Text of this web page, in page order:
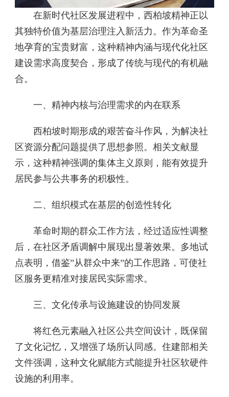
在新时代社区发展进程中，西柏坡精神正以
其独特价值为基层治理注入新活力。作为革命圣
地孕育的宝贵财富，这种精神内涵与现代化社区
建设需求高度契合，形成了传统与现代的有机融
合。
一、精神内核与治理需求的内在联系
西柏坡时期形成的艰苦奋斗作风，为解决社
区资源分配问题提供了思想参照。相关文献显
示，这种精神强调的集体主义原则，能有效提升
居民参与公共事务的积极性。
二、组织模式在基层的创造性转化
革命时期的群众工作方法，经过适应性调整
后，在社区矛盾调解中展现出显著效果。多地试
点表明，借鉴”从群众中来”的工作思路，可使社
区服务更精准对接居民实际需求。
三、文化传承与设施建设的协同发展
将红色元素融入社区公共空间设计，既保留
了文化记忆，又增强了场所认同感。住建部相关
文件强调，这种文化赋能方式能提升社区软硬件
设施的利用率。